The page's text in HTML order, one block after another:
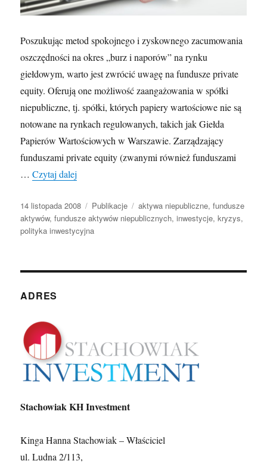
Poszukując metod spokojnego i zyskownego zacumowania
oszczędności na okres „burz i naporów” na rynku
giełdowym, warto jest zwrócić uwagę na fundusze private
equity. Oferują one możliwość zaangażowania w spółki
niepubliczne, tj. spółki, których papiery wartościowe nie są
notowane na rynkach regulowanych, takich jak Giełda
Papierów Wartościowych w Warszawie. Zarządzający
funduszami private equity (zwanymi również funduszami
…Czytaj dalej
Opublikowano
14 listopada 2008 Kategorie
Publikacje Tagi
aktywa niepubliczne,fundusze
aktywów,fundusze aktywów niepublicznych,inwestycje,kryzys,
polityka inwestycyjna
ADRES
Stachowiak KH Investment
Kinga Hanna Stachowiak – Właściciel
ul. Ludna 2/113,